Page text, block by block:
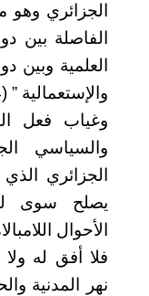
الجزائري
الفاصلة بين
العلمية وبين
والإستعمالية ” (04).
وغياب فعل
والسياسي
الجزائري
يصلح سوى
الأحوال
فلا أفق له
نهر المدنية